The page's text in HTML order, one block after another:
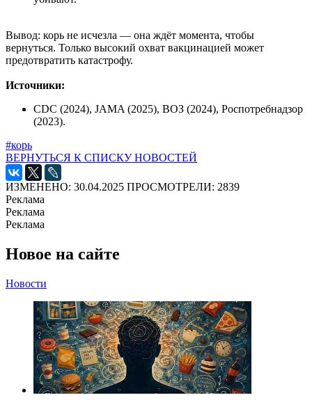
Вывод: корь не исчезла — она ждёт момента, чтобы
вернуться. Только высокий охват вакцинацией может
предотвратить катастрофу.
Источники:
CDC (2024), JAMA (2025), ВОЗ (2024), Роспотребнадзор
(2023).
#корь
ВЕРНУТЬСЯ К СПИСКУ НОВОСТЕЙ
ИЗМЕНЕНО: 30.04.2025 ПРОСМОТРЕЛИ: 2839
Реклама
Реклама
Реклама
Новое на сайте
Новости